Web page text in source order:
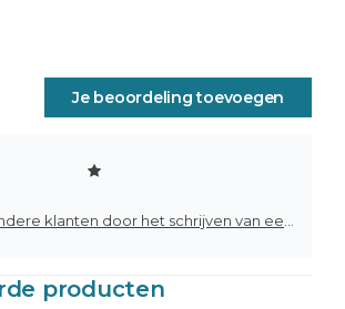
Je beoordeling toevoegen
producten